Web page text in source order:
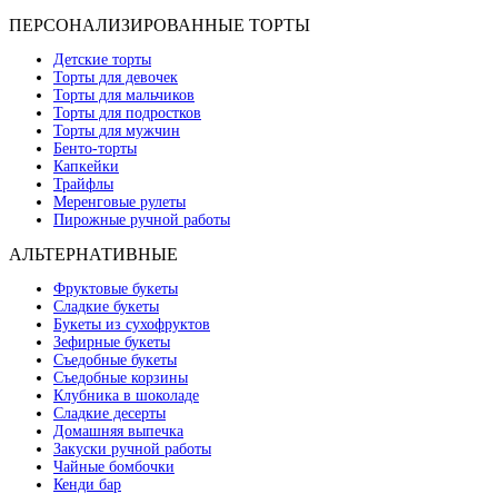
ПЕРСОНАЛИЗИРОВАННЫЕ ТОРТЫ
Детские торты
Торты для девочек
Торты для мальчиков
Торты для подростков
Торты для мужчин
Бенто-торты
Капкейки
Трайфлы
Меренговые рулеты
Пирожные ручной работы
АЛЬТЕРНАТИВНЫЕ
Фруктовые букеты
Сладкие букеты
Букеты из сухофруктов
Зефирные букеты
Съедобные букеты
Съедобные корзины
Клубника в шоколаде
Сладкие десерты
Домашняя выпечка
Закуски ручной работы
Чайные бомбочки
Кенди бар